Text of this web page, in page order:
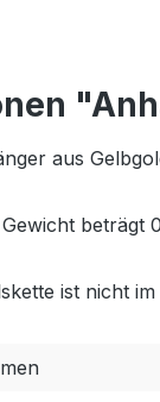
aus
beträgt
ist nicht